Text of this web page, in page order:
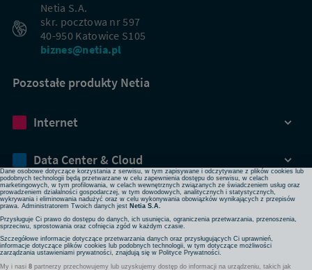
Netia S.A.
skr. pocztowa nr 597
40-950 Katowice S105
biznes@netia.pl
Pozostałe produkty Netia
Internet
Data Center & Cloud
Bezpieczeństwo
Rozwiązania sieciowe
My i nasi 8 partnerzy przechowujemy lub uzyskujemy dostęp do informacji na urządzeniu, takich jak
Używamy plików cookies lub podobnych technologii w celu zapewnienia Ci dostępu do serwisu,
usprawniania jego działania, profilowania i wyświetlania treści dopasowanych do Twoich potrzeb. W
może spowodować brak dostępu do niektórych funkcji serwisu.
Dane osobowe dotyczące korzystania z serwisu, w tym zapisywane i odczytywane z plików cookies lub
podobnych technologii będą przetwarzane w celu zapewnienia dostępu do serwisu, w celach
marketingowych, w tym profilowania, w celach wewnętrznych związanych ze świadczeniem usług oraz
prowadzeniem działalności gospodarczej, w tym dowodowych, analitycznych i statystycznych,
wykrywania i eliminowania nadużyć oraz w celu wykonywania obowiązków wynikających z przepisów
prawa. Administratorem Twoich danych jest Netia S.A.
Przysługuje Ci prawo do dostępu do danych, ich usunięcia, ograniczenia przetwarzania, przenoszenia,
sprzeciwu, sprostowania oraz cofnięcia zgód w każdym czasie.
Szczegółowe informacje dotyczące przetwarzania danych oraz przysługujących Ci uprawnień,
informacje dotyczące plików cookies lub podobnych technologii, w tym dotyczące możliwości
zarządzania ustawieniami prywatności, znajdują się w Polityce Prywatności.